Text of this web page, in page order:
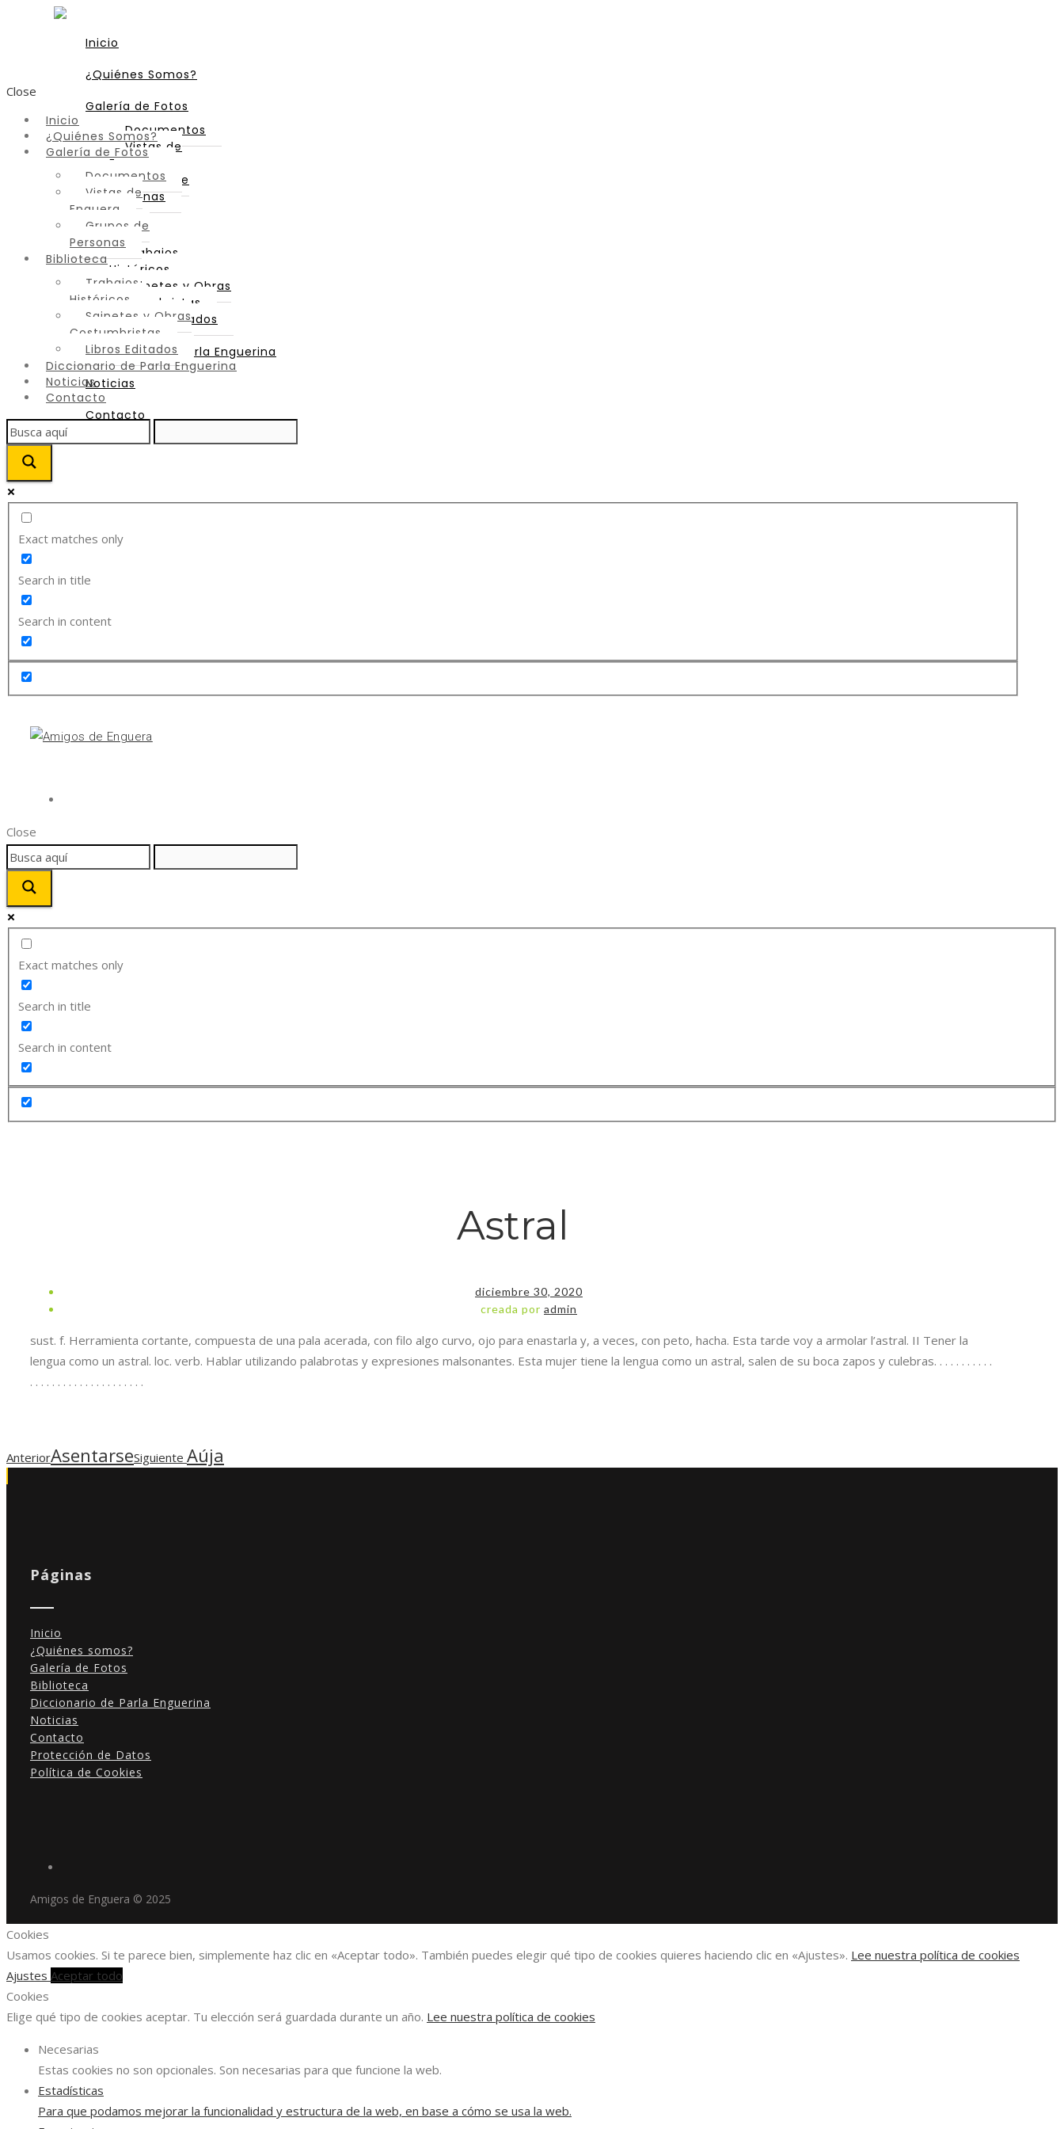
Inicio
¿Quiénes Somos?
Galería de Fotos
Documentos
Vistas de
Enguera
Grupos de
Personas
Biblioteca
Trabajos
Históricos
Sainetes y Obras
Costumbristas
Libros Editados
Diccionario de Parla Enguerina
Noticias
Contacto
Close
Inicio
¿Quiénes Somos?
Galería de Fotos
Documentos
Vistas de
Enguera
Grupos de
Personas
Biblioteca
Trabajos
Históricos
Sainetes y Obras
Costumbristas
Libros Editados
Diccionario de Parla Enguerina
Noticias
Contacto
Exact matches only
Search in title
Search in content
Close
Exact matches only
Search in title
Search in content
Astral
diciembre 30, 2020
creada por admin
sust. f. Herramienta cortante, compuesta de una pala acerada, con filo algo curvo, ojo para enastarla y, a veces, con peto, hacha. Esta tarde voy a armolar l’astral. II Tener la
lengua como un astral. loc. verb. Hablar utilizando palabrotas y expresiones malsonantes. Esta mujer tiene la lengua como un astral, salen de su boca zapos y culebras. . . . . . . . . . .
. . . . . . . . . . . . . . . . . . . . .
AnteriorAsentarseSiguiente Aúja
Páginas
Inicio
¿Quiénes somos?
Galería de Fotos
Biblioteca
Diccionario de Parla Enguerina
Noticias
Contacto
Protección de Datos
Política de Cookies
Amigos de Enguera © 2025
Cookies
Usamos cookies. Si te parece bien, simplemente haz clic en «Aceptar todo». También puedes elegir qué tipo de cookies quieres haciendo clic en «Ajustes». Lee nuestra política de cookies
Ajustes Aceptar todo
Cookies
Elige qué tipo de cookies aceptar. Tu elección será guardada durante un año. Lee nuestra política de cookies
Necesarias
Estas cookies no son opcionales. Son necesarias para que funcione la web.
Estadísticas
Para que podamos mejorar la funcionalidad y estructura de la web, en base a cómo se usa la web.